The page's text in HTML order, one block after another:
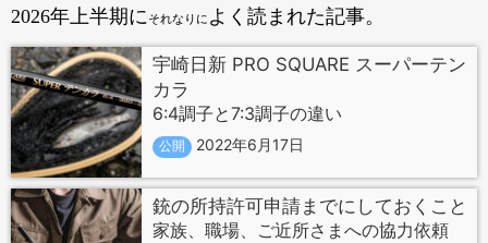
2026年上半期に それなりに よく読まれた記事。
宇崎日新 PRO SQUARE スーパーテン
カラ
6:4調子と7:3調子の違い
公開 2022年6月17日
銃の所持許可申請までにしておくこと
家族、職場、ご近所さまへの協力依頼